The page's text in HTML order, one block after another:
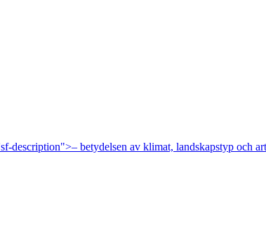
betydelsen av klimat, landskapstyp och